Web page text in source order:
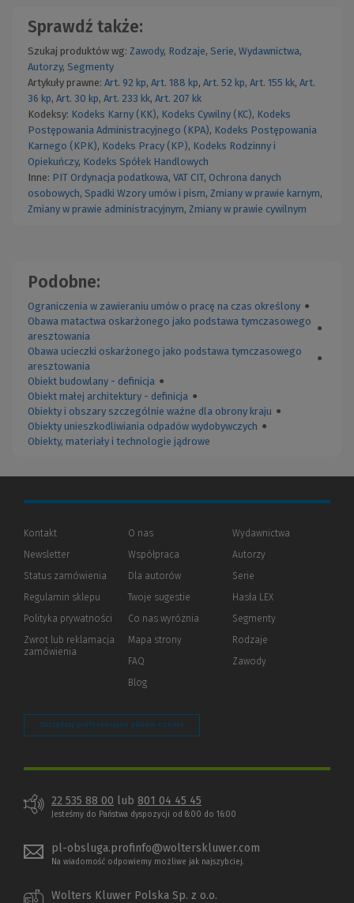
Sprawdź także:
Szukaj produktów wg: Zawody, Rodzaje, Serie, Wydawnictwa,
Autorzy, Segmenty
Artykuły prawne: Art. 92 kp, Art. 188 kp, Art. 52 kp, Art. 155 kk, Art.
36 kp, Art. 30 kp, Art. 233 kk, Art. 207 kk
Kodeksy: Kodeks Karny (KK), Kodeks Cywilny (KC), Kodeks
Postępowania Administracyjnego (KPA), Kodeks Postępowania
Karnego (KPK), Kodeks Pracy (KP), Kodeks Rodzinny i
Opiekuńczy, Kodeks Spółek Handlowych
Inne: PIT Ordynacja podatkowa, VAT CIT, Ochrona danych
osobowych, Spadki Wzory umów i pism, Zmiany w prawie karnym,
Zmiany w prawie administracyjnym, Zmiany w prawie cywilnym
Podobne:
Ograniczenia w zawieraniu umów o pracę na czas określony ●
Obawa matactwa oskarżonego jako podstawa tymczasowego
aresztowania
●
Obawa ucieczki oskarżonego jako podstawa tymczasowego
aresztowania
●
Obiekt budowlany - definicja ●
Obiekt małej architektury - definicja ●
Obiekty i obszary szczególnie ważne dla obrony kraju ●
Obiekty unieszkodliwiania odpadów wydobywczych ●
Obiekty, materiały i technologie jądrowe
Kontakt
Newsletter
Status zamówienia
Regulamin sklepu
Polityka prywatności (Nowe
(Link
innej
Zwrot lub reklamacja
zamówienia
O nas
Współpraca
Dla autorów(Nowe
(Link
innej
Twoje sugestie
Co nas wyróżnia
Mapa strony
FAQ
Blog
Wydawnictwa
Autorzy
Serie
Hasła LEX
Segmenty
Rodzaje
Zawody
Zarządzaj preferencjami plików cookie
22 535 88 00 lub 801 04 45 45
Jesteśmy do Państwa dyspozycji od 8:00 do 16:00
pl-obsluga.profinfo@wolterskluwer.com
Na wiadomość odpowiemy możliwe jak najszybciej.
Wolters Kluwer Polska Sp. z o.o.